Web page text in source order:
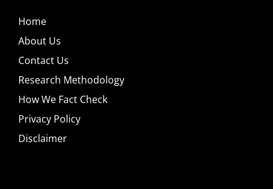
Home
About Us
Contact Us
Research Methodology
How We Fact Check
Privacy Policy
Disclaimer